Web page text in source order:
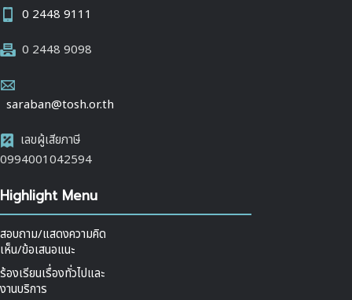
0 2448 9111
0 2448 9098
saraban@tosh.or.th
เลขผู้เสียภาษี
0994001042594
Highlight Menu
สอบถาม/แสดงความคิด
เห็น/ข้อเสนอแนะ
ร้องเรียนเรื่องทั่วไปและ
งานบริการ